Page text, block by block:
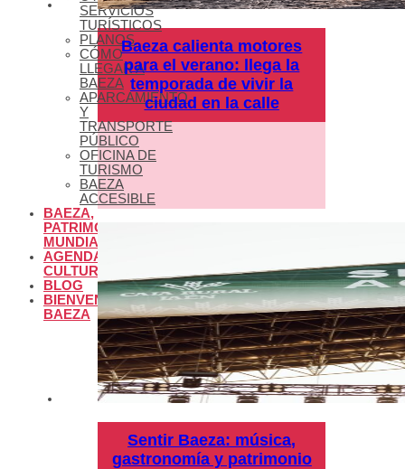
SERVICIOS
TURÍSTICOS
PLANOS
CÓMO
LLEGAR A
BAEZA
APARCAMIENTO
Y
TRANSPORTE
PÚBLICO
OFICINA DE
TURISMO
BAEZA
ACCESIBLE
BAEZA,
PATRIMONIO
MUNDIAL
AGENDA
CULTURAL
BLOG
BIENVENIDOS A
BAEZA
Baeza calienta motores
para el verano: llega la
temporada de vivir la
ciudad en la calle
Sentir Baeza: música,
gastronomía y patrimonio